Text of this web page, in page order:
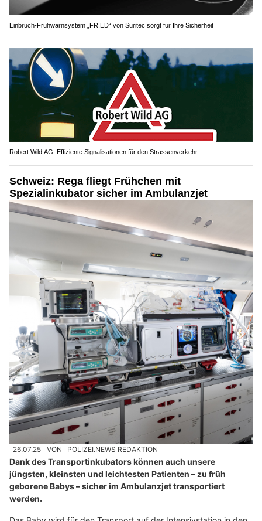
Einbruch-Frühwarnsystem „FR.ED“ von Suritec sorgt für Ihre Sicherheit
Robert Wild AG: Effiziente Signalisationen für den Strassenverkehr
Schweiz: Rega fliegt Frühchen mit
Spezialinkubator sicher im Ambulanzjet
26.07.25 VON POLIZEI.NEWS REDAKTION
Dank des Transportinkubators können auch unsere
jüngsten, kleinsten und leichtesten Patienten – zu früh
geborene Babys – sicher im Ambulanzjet transportiert
werden.